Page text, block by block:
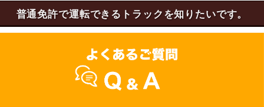
普通免許で運転できるトラックを知りたいです。